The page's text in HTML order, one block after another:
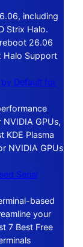
including
Strix Halo.
26.06
Halo Support
by Default for
GPUs,
KDE Plasma
NVIDIA GPUs
Serial
based
your
7 Best Free